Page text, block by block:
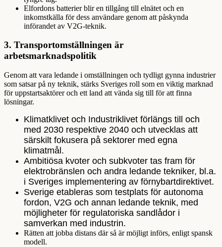
Elfordons batterier blir en tillgång till elnätet och en
inkomstkälla för dess användare genom att påskynda
införandet av V2G-teknik.
3. Transportomställningen är
arbetsmarknadspolitik
Genom att vara ledande i omställningen och tydligt gynna industrier
som satsar på ny teknik, stärks Sveriges roll som en viktig marknad
för uppstartsaktörer och ett land att vända sig till för att finna
lösningar.
Klimatklivet och Industriklivet förlängs till och
med 2030 respektive 2040 och utvecklas att
särskilt fokusera på sektorer med egna
klimatmål.
Ambitiösa kvoter och subkvoter tas fram för
elektrobränslen och andra ledande tekniker, bl.a.
i Sveriges implementering av förnybartdirektivet.
Sverige etableras som testplats för autonoma
fordon, V2G och annan ledande teknik, med
möjligheter för regulatoriska sandlådor i
samverkan med industrin.
Rätten att jobba distans där så är möjligt införs, enligt spansk
modell.